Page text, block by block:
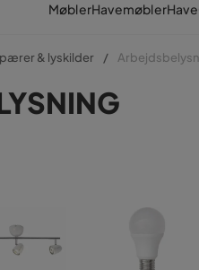
MøblerHavemøblerHave
& lyskilder